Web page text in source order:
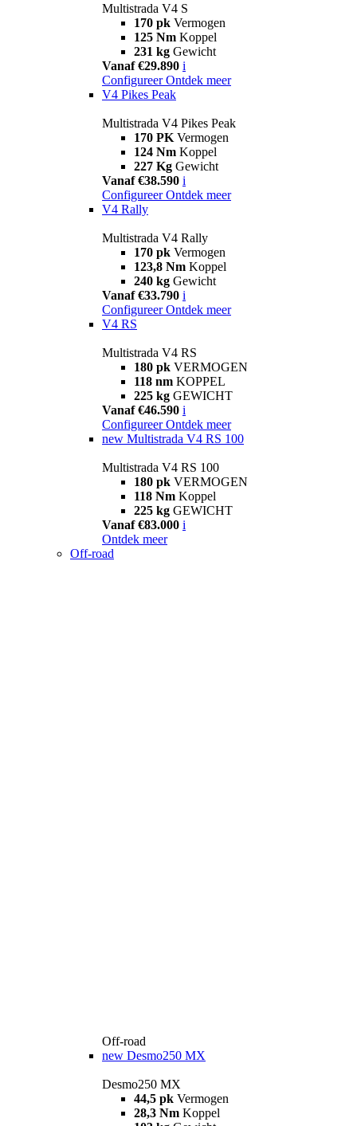
Multistrada V4 S
170 pk Vermogen
125 Nm Koppel
231 kg Gewicht
Vanaf €29.890 i
Configureer Ontdek meer
V4 Pikes Peak
Multistrada V4 Pikes Peak
170 PK Vermogen
124 Nm Koppel
227 Kg Gewicht
Vanaf €38.590 i
Configureer Ontdek meer
V4 Rally
Multistrada V4 Rally
170 pk Vermogen
123,8 Nm Koppel
240 kg Gewicht
Vanaf €33.790 i
Configureer Ontdek meer
V4 RS
Multistrada V4 RS
180 pk VERMOGEN
118 nm KOPPEL
225 kg GEWICHT
Vanaf €46.590 i
Configureer Ontdek meer
new Multistrada V4 RS 100
Multistrada V4 RS 100
180 pk VERMOGEN
118 Nm Koppel
225 kg GEWICHT
Vanaf €83.000 i
Ontdek meer
Off-road
Off-road
new Desmo250 MX
Desmo250 MX
44,5 pk Vermogen
28,3 Nm Koppel